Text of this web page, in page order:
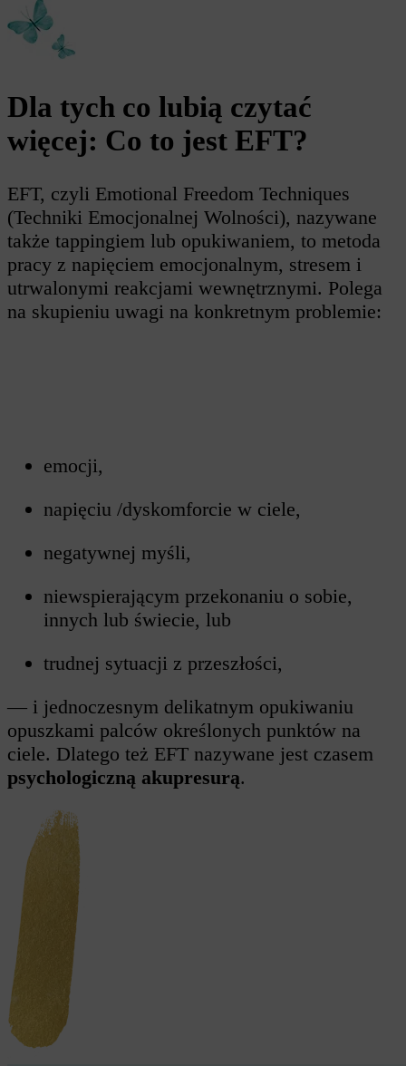
Dla tych co lubią czytać
więcej: Co to jest EFT?
EFT, czyli Emotional Freedom Techniques
(Techniki Emocjonalnej Wolności), nazywane
także tappingiem lub opukiwaniem, to metoda
pracy z napięciem emocjonalnym, stresem i
utrwalonymi reakcjami wewnętrznymi. Polega
na skupieniu uwagi na konkretnym problemie:
emocji,
napięciu /dyskomforcie w ciele,
negatywnej myśli,
niewspierającym przekonaniu o sobie,
innych lub świecie, lub
trudnej sytuacji z przeszłości,
— i jednoczesnym delikatnym opukiwaniu
opuszkami palców określonych punktów na
ciele. Dlatego też EFT nazywane jest czasem
psychologiczną akupresurą.